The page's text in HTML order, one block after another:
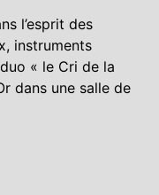
l’esprit des
instruments
« le Cri de la
dans une salle de